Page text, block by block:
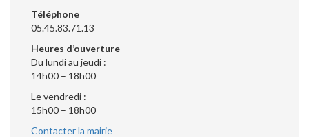
Téléphone
05.45.83.71.13
Heures d’ouverture
Du lundi au jeudi :
14h00 – 18h00
Le vendredi :
15h00 – 18h00
Contacter la mairie